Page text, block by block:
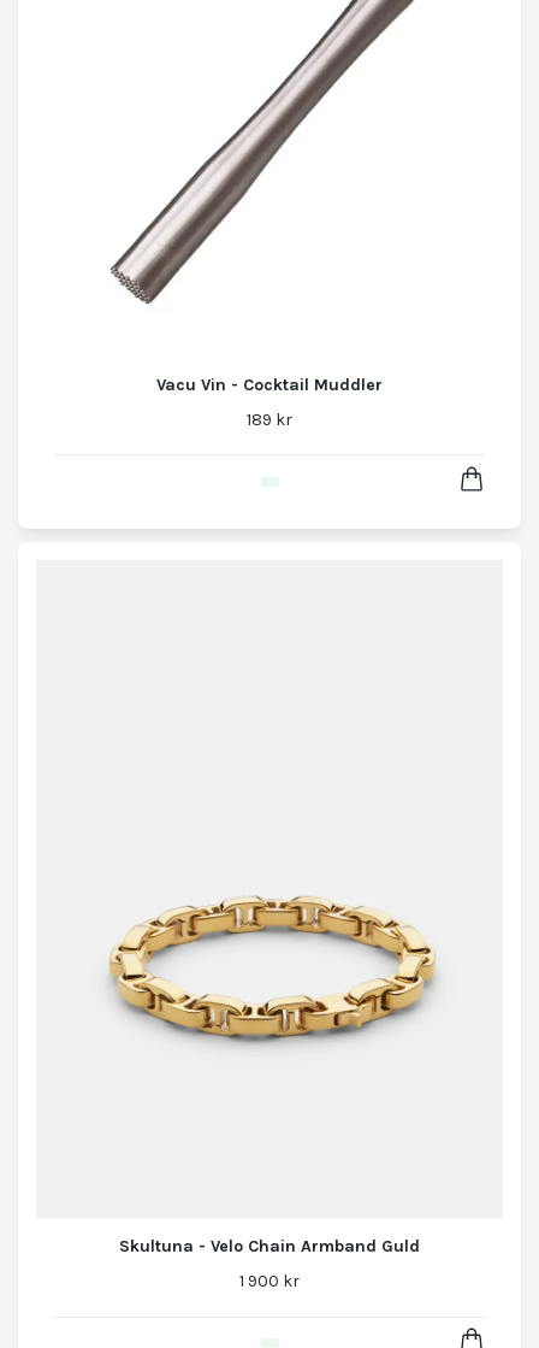
Vacu Vin - Cocktail Muddler
189 kr
Skultuna - Velo Chain Armband Guld
1 900 kr